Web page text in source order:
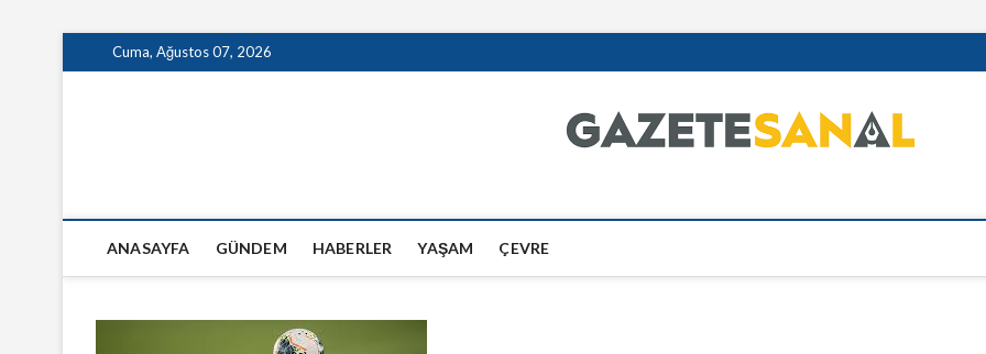
to
Cuma, Ağustos 07, 2026
ANASAYFA GÜNDEM HABERLER YAŞAM ÇEVRE